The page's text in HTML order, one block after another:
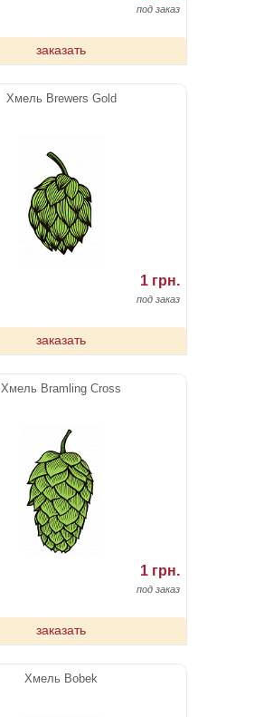
под заказ
заказать
Хмель Brewers Gold
1 грн.
под заказ
заказать
Хмель Bramling Cross
1 грн.
под заказ
заказать
Хмель Bobek